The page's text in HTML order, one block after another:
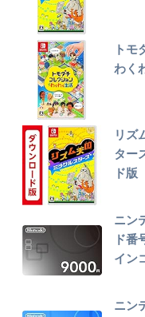
トモ
わく
リズ
ター
ド版
ニン
ド番
イン
ニン